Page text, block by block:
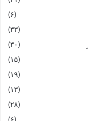
(۶)
(۳۳)
(۳۰)
(۱۵)
(۱۹)
(۱۳)
(۲۸)